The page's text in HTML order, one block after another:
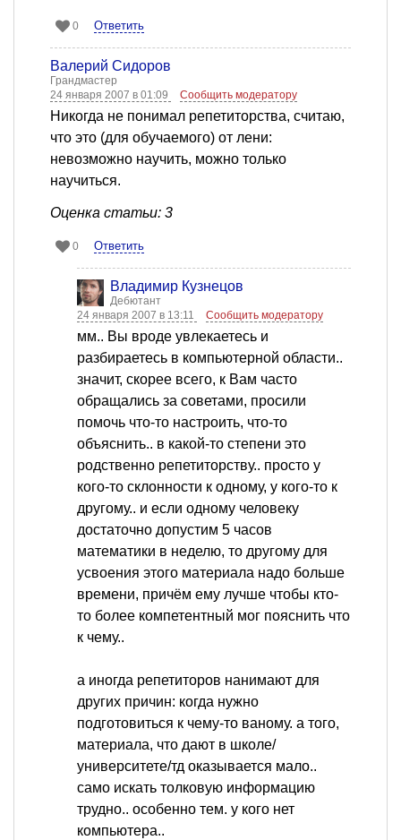
0 Ответить
Валерий Сидоров
Грандмастер
24 января 2007 в 01:09
Сообщить модератору
Никогда не понимал репетиторства, считаю,
что это (для обучаемого) от лени:
невозможно научить, можно только
научиться.
Оценка статьи: 3
0 Ответить
Владимир Кузнецов
Дебютант
24 января 2007 в 13:11
Сообщить модератору
мм.. Вы вроде увлекаетесь и
разбираетесь в компьютерной области..
значит, скорее всего, к Вам часто
обращались за советами, просили
помочь что-то настроить, что-то
объяснить.. в какой-то степени это
родственно репетиторству.. просто у
кого-то склонности к одному, у кого-то к
другому.. и если одному человеку
достаточно допустим 5 часов
математики в неделю, то другому для
усвоения этого материала надо больше
времени, причём ему лучше чтобы кто-
то более компетентный мог пояснить что
к чему..
а иногда репетиторов нанимают для
других причин: когда нужно
подготовиться к чему-то ваному. а того,
материала, что дают в школе/
университете/тд оказывается мало..
само искать толковую информацию
трудно.. особенно тем. у кого нет
компьютера..